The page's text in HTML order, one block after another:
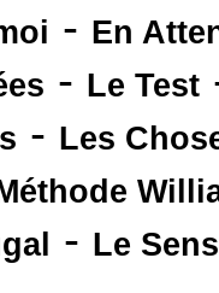
- En
- Le Test
- Les
- Le